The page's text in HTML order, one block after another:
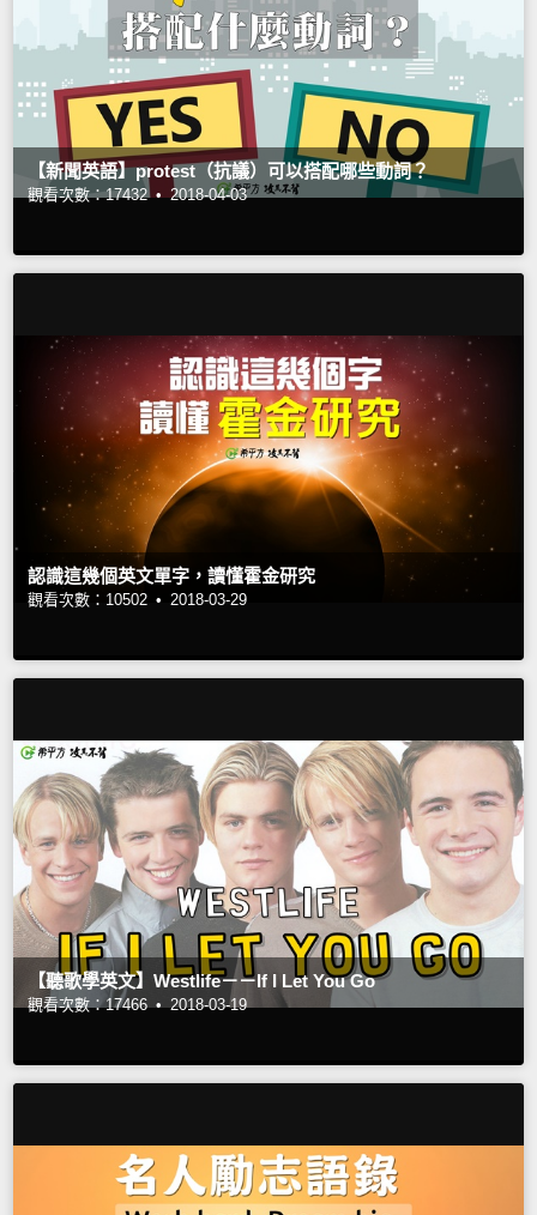
【新聞英語】protest（抗議）可以搭配哪些動詞？
觀看次數：17432 • 2018-04-03
認識這幾個英文單字，讀懂霍金研究
觀看次數：10502 • 2018-03-29
【聽歌學英文】Westlife－－If I Let You Go
觀看次數：17466 • 2018-03-19